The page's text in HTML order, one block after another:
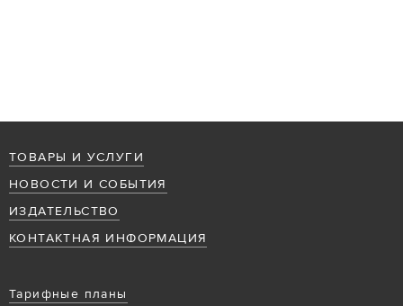
ТОВАРЫ И УСЛУГИ
НОВОСТИ И СОБЫТИЯ
ИЗДАТЕЛЬСТВО
КОНТАКТНАЯ ИНФОРМАЦИЯ
Тарифные планы